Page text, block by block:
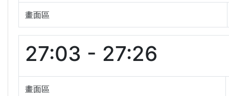
畫面區
27:03 - 27:26
畫面區